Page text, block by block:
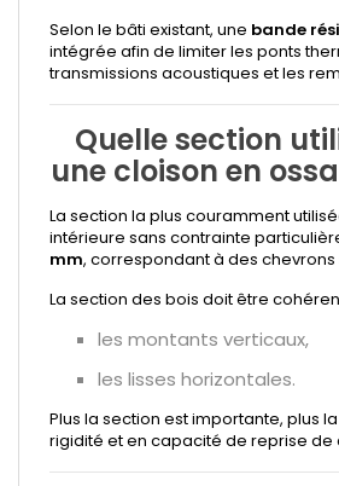
Selon le bâti existant, une bande
intégrée afin de limiter les ponts
transmissions acoustiques et les
Quelle section
une cloison en
La section la plus couramment
intérieure sans contrainte
mm, correspondant à des
La section des bois doit être
les montants verticaux,
les lisses horizontales.
Plus la section est importante, plus
rigidité et en capacité de reprise de